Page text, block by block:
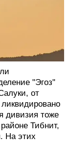
"Эгоз"
от
дивизия тоже
Тибнит,
На этих